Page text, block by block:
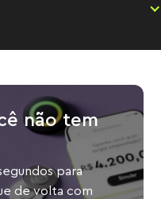
não tem
para
de volta com